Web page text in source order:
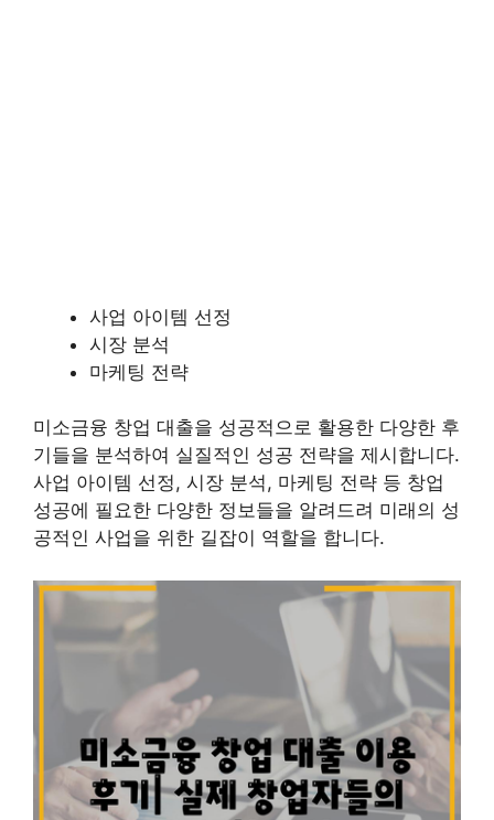
사업 아이템 선정
시장 분석
마케팅 전략
미소금융 창업 대출을 성공적으로 활용한 다양한 후
기들을 분석하여 실질적인 성공 전략을 제시합니다.
사업 아이템 선정, 시장 분석, 마케팅 전략 등 창업
성공에 필요한 다양한 정보들을 알려드려 미래의 성
공적인 사업을 위한 길잡이 역할을 합니다.